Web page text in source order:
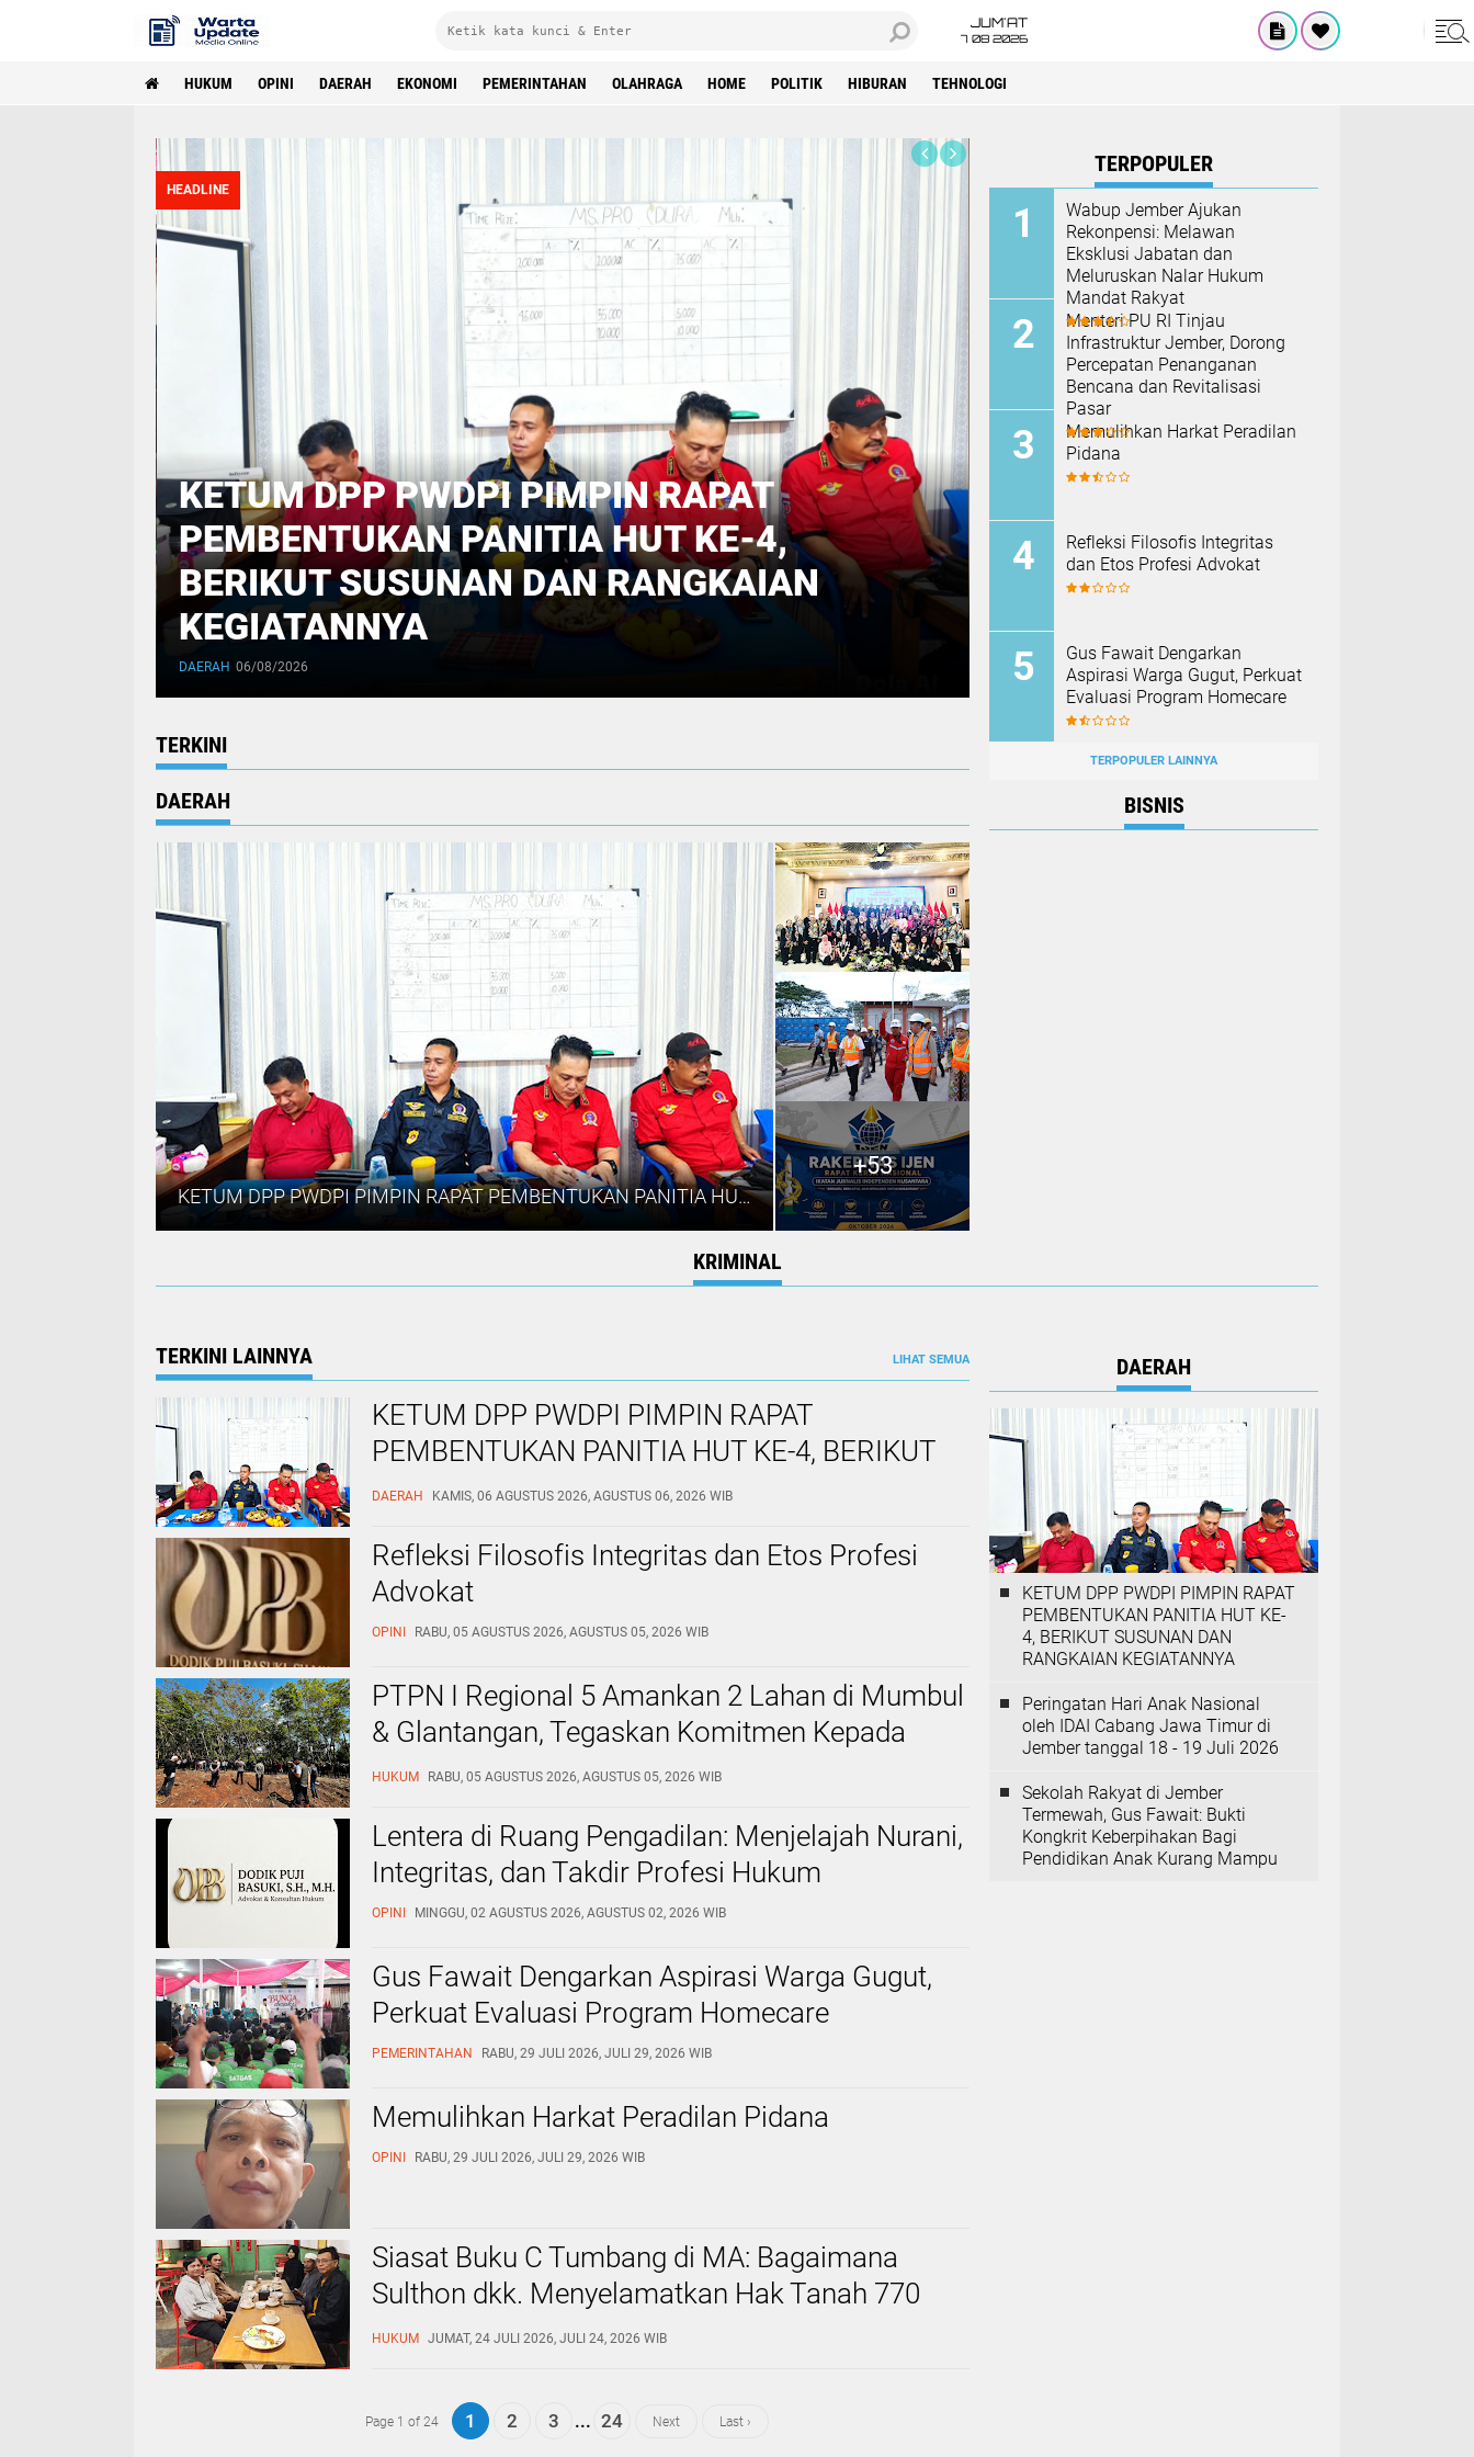
JUM'AT
7 08 2026
HUKUM OPINI DAERAH EKONOMI PEMERINTAHAN OLAHRAGA HOME POLITIK HIBURAN TEHNOLOGI
TERPOPULER
Wabup Jember Ajukan
Rekonpensi: Melawan
Eksklusi Jabatan dan
Meluruskan Nalar Hukum
Mandat Rakyat
Menteri PU RI Tinjau
Infrastruktur Jember, Dorong
Percepatan Penanganan
Bencana dan Revitalisasi
Pasar
Memulihkan Harkat Peradilan
Pidana
Refleksi Filosofis Integritas
dan Etos Profesi Advokat
‎Gus Fawait Dengarkan
Aspirasi Warga Gugut, Perkuat
Evaluasi Program Homecare ‎
TERPOPULER LAINNYA
BISNIS
HEADLINE
KETUM DPP PWDPI PIMPIN RAPAT
PEMBENTUKAN PANITIA HUT KE-4,
BERIKUT SUSUNAN DAN RANGKAIAN
KEGIATANNYA
DAERAH 06/08/2026
Refleksi Filosofis Integritas
Advokat
OPINI 05/08/2026
TERKINI
DAERAH
KETUM DPP PWDPI PIMPIN RAPAT PEMBENTUKAN PANITIA HUT KE-4, BERIKUT SUSUNAN DAN RANGKAIAN KEGIATANNYA
+53
KRIMINAL
TERKINI LAINNYA LIHAT SEMUA
KETUM DPP PWDPI PIMPIN RAPAT
PEMBENTUKAN PANITIA HUT KE-4, BERIKUT
SUSUNAN DAN RANGKAIAN KEGIATANNYA
DAERAH KAMIS, 06 AGUSTUS 2026, AGUSTUS 06, 2026 WIB
Refleksi Filosofis Integritas dan Etos Profesi
Advokat
OPINI RABU, 05 AGUSTUS 2026, AGUSTUS 05, 2026 WIB
PTPN I Regional 5 Amankan 2 Lahan di Mumbul
& Glantangan, Tegaskan Komitmen Kepada
Negara dan Masyarakat
HUKUM RABU, 05 AGUSTUS 2026, AGUSTUS 05, 2026 WIB
​Lentera di Ruang Pengadilan: Menjelajah Nurani,
Integritas, dan Takdir Profesi Hukum
OPINI MINGGU, 02 AGUSTUS 2026, AGUSTUS 02, 2026 WIB
‎Gus Fawait Dengarkan Aspirasi Warga Gugut,
Perkuat Evaluasi Program Homecare ‎
PEMERINTAHAN RABU, 29 JULI 2026, JULI 29, 2026 WIB
Memulihkan Harkat Peradilan Pidana
OPINI RABU, 29 JULI 2026, JULI 29, 2026 WIB
Siasat Buku C Tumbang di MA: Bagaimana
Sulthon dkk. Menyelamatkan Hak Tanah 770
Meter di Panti, Jember
HUKUM JUMAT, 24 JULI 2026, JULI 24, 2026 WIB
Page 1 of 24 1 2 3 ... 24 Next Last ›
DAERAH
KETUM DPP PWDPI PIMPIN RAPAT
PEMBENTUKAN PANITIA HUT KE-
4, BERIKUT SUSUNAN DAN
RANGKAIAN KEGIATANNYA
Peringatan Hari Anak Nasional
oleh IDAI Cabang Jawa Timur di
Jember tanggal 18 - 19 Juli 2026
‎Sekolah Rakyat di Jember
Termewah, Gus Fawait: Bukti
Kongkrit Keberpihakan Bagi
Pendidikan Anak Kurang Mampu